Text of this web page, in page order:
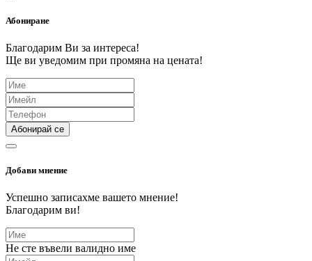
Абониране
Благодарим Ви за интереса!
Ще ви уведомим при промяна на цената!
Абонирай се
Добави мнение
Успешно записахме вашето мнение!
Благодарим ви!
Не сте въвели валидно име